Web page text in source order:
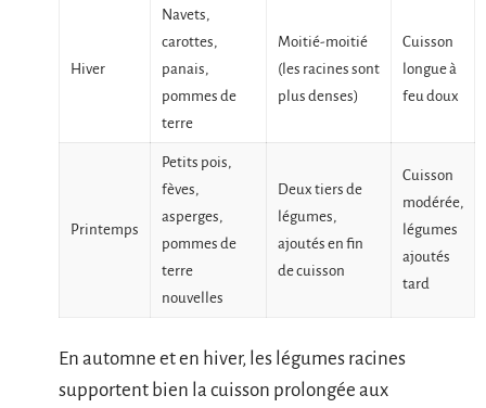
Hiver
Navets,
carottes,
panais,
pommes de
terre
Moitié-moitié
(les racines sont
plus denses)
Cuisson
longue à
feu doux
Printemps
Petits pois,
fèves,
asperges,
pommes de
terre
nouvelles
Deux tiers de
légumes,
ajoutés en fin
de cuisson
Cuisson
modérée,
légumes
ajoutés
tard
En automne et en hiver, les légumes racines
supportent bien la cuisson prolongée aux